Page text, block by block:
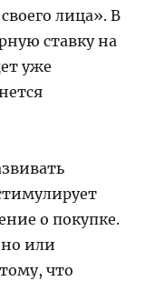
лица». В
ставку на
уже
о покупке.
или
что